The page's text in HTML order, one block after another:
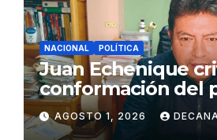
NACIONAL POLÍTICA
Juan Echenique
conformación del
gabinete
Fujimori
AGOSTO 1, 2026